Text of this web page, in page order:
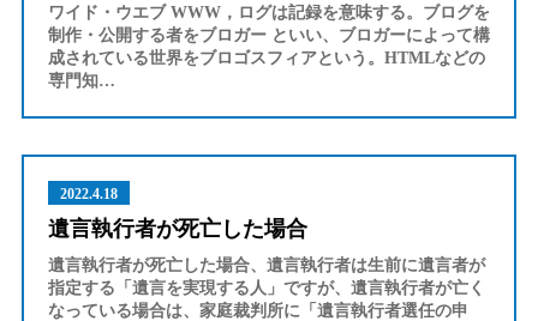
ワイド・ウエブ WWW，ログは記録を意味する。ブログを
制作・公開する者をブロガー といい、ブロガーによって構
成されている世界をブロゴスフィアという。HTMLなどの
専門知…
2022.4.18
遺言執行者が死亡した場合
遺言執行者が死亡した場合、遺言執行者は生前に遺言者が
指定する「遺言を実現する人」ですが、遺言執行者が亡く
なっている場合は、家庭裁判所に「遺言執行者選任の申